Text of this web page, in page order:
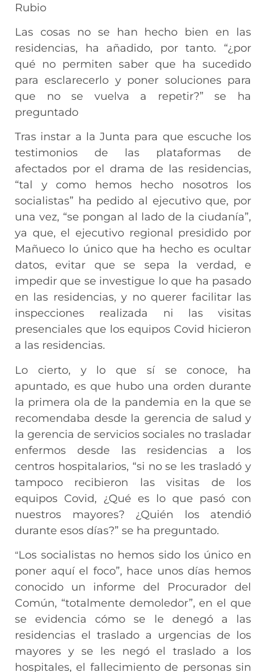
Rubio
Las cosas no se han hecho bien en las
residencias, ha añadido, por tanto. “¿por
qué no permiten saber que ha sucedido
para esclarecerlo y poner soluciones para
que no se vuelva a repetir?” se ha
preguntado
Tras instar a la Junta para que escuche los
testimonios de las plataformas de
afectados por el drama de las residencias,
“tal y como hemos hecho nosotros los
socialistas” ha pedido al ejecutivo que, por
una vez, “se pongan al lado de la ciudanía”,
ya que, el ejecutivo regional presidido por
Mañueco lo único que ha hecho es ocultar
datos, evitar que se sepa la verdad, e
impedir que se investigue lo que ha pasado
en las residencias, y no querer facilitar las
inspecciones realizada ni las visitas
presenciales que los equipos Covid hicieron
a las residencias.
Lo cierto, y lo que sí se conoce, ha
apuntado, es que hubo una orden durante
la primera ola de la pandemia en la que se
recomendaba desde la gerencia de salud y
la gerencia de servicios sociales no trasladar
enfermos desde las residencias a los
centros hospitalarios, “si no se les trasladó y
tampoco recibieron las visitas de los
equipos Covid, ¿Qué es lo que pasó con
nuestros mayores? ¿Quién los atendió
durante esos días?” se ha preguntado.
“Los socialistas no hemos sido los único en
poner aquí el foco”, hace unos días hemos
conocido un informe del Procurador del
Común, “totalmente demoledor”, en el que
se evidencia cómo se le denegó a las
residencias el traslado a urgencias de los
mayores y se les negó el traslado a los
hospitales, el fallecimiento de personas sin